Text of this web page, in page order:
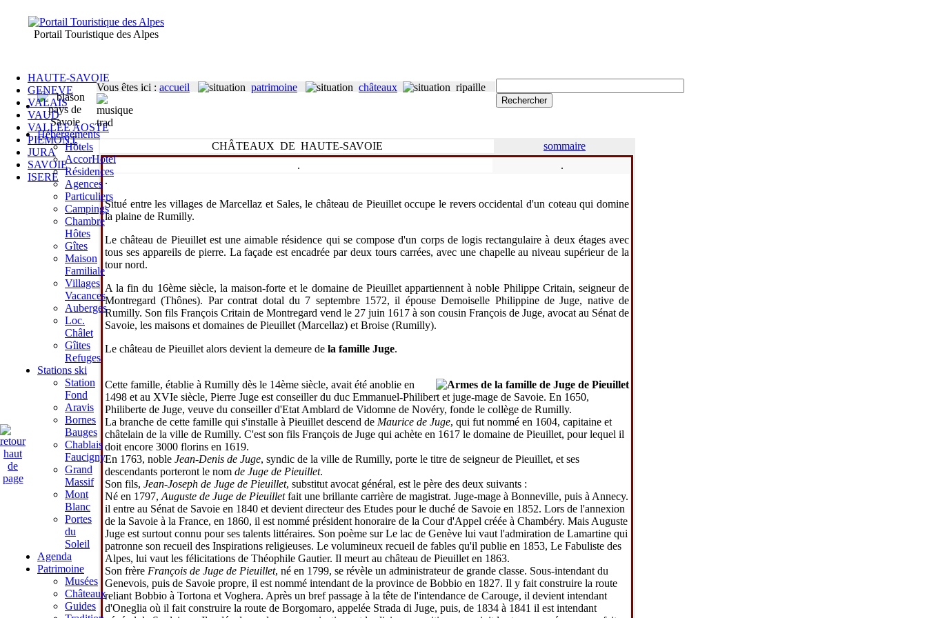
Hébergements
Hôtels
AccorHotel
Résidences
Agences
Particuliers
Campings
Chambre
Hôtes
Gîtes
Maison
Familiale
Villages
Vacances
Auberges
Loc.
Châlet
Gîites
Refuges
Stations ski
Station
Fond
Aravis
Bornes
Bauges
Chablais
Faucigny
Grand
Massif
Mont
Blanc
Portes
du
Soleil
Agenda
Patrimoine
Musées
Châteaux
Guides
HAUTE-SAVOIE
GENEVE
VALAIS
VAUD
VALLEE AOSTE
PIEMONT
JURA
SAVOIE
ISERE
Portail Touristique des Alpes
CHÂTEAUX DE HAUTE-SAVOIE
sommaire
.
.
.
Situé entre les villages de Marcellaz et Sales, le château de Pieuillet occupe le revers occidental d'un coteau qui domine
la plaine de Rumilly.
Le château de Pieuillet est une aimable résidence qui se compose d'un corps de logis rectangulaire à deux étages avec
tous ses appareils de pierre. La façade est encadrée par deux tours carrées, avec une chapelle au niveau supérieur de la
tour nord.
A la fin du 16ème siècle, la maison-forte et le domaine de Pieuillet appartiennent à noble Philippe Critain, seigneur de
Montregard (Thônes). Par contrat dotal du 7 septembre 1572, il épouse Demoiselle Philippine de Juge, native de
Rumilly. Son fils François Critain de Montregard vend le 27 juin 1617 à son cousin François de Juge, avocat au Sénat de
Savoie, les maisons et domaines de Pieuillet (Marcellaz) et Broise (Rumilly).
Le château de Pieuillet alors devient la demeure de la famille Juge.
Cette famille, établie à Rumilly dès le 14ème siècle, avait été anoblie en
1498 et au XVIe siècle, Pierre Juge est conseiller du duc Emmanuel-Philibert et juge-mage de Savoie. En 1650,
Philiberte de Juge, veuve du conseiller d'Etat Amblard de Vidomne de Novéry, fonde le collège de Rumilly.
La branche de cette famille qui s'installe à Pieuillet descend de Maurice de Juge, qui fut nommé en 1604, capitaine et
châtelain de la ville de Rumilly. C'est son fils François de Juge qui achète en 1617 le domaine de Pieuillet, pour lequel il
doit encore 3000 florins en 1619.
En 1763, noble Jean-Denis de Juge, syndic de la ville de Rumilly, porte le titre de seigneur de Pieuillet, et ses
descendants porteront le nom de Juge de Pieuillet.
Son fils, Jean-Joseph de Juge de Pieuillet, substitut avocat général, est le père des deux suivants :
Né en 1797, Auguste de Juge de Pieuilletfait une brillante carrière de magistrat. Juge-mage à Bonneville, puis à Annecy.
il entre au Sénat de Savoie en 1840 et devient directeur des Etudes pour le duché de Savoie en 1852. Lors de l'annexion
de la Savoie à la France, en 1860, il est nommé président honoraire de la Cour d'Appel créée à Chambéry. Mais Auguste
Juge est surtout connu pour ses talents littéraires. Son poème sur Le lac de Genève lui vaut l'admiration de Lamartine qui
patronne son recueil des Inspirations religieuses. Le volumineux recueil de fables qu'il publie en 1853, Le Fabuliste des
Alpes, lui vaut les félicitations de Théophile Gautier. Il meurt au château de Pieuillet en 1863.
Son frère François de Juge de Pieuillet, né en 1799, se révèle un administrateur de grande classe. Sous-intendant du
Genevois, puis de Savoie propre, il est nommé intendant de la province de Bobbio en 1827. Il y fait construire la route
reliant Bobbio à Tortona et Voghera. Après un bref passage à la tête de l'intendance de Carouge, il devient intendant
d'Oneglia où il fait construire la route de Borgomaro, appelée Strada di Juge, puis, de 1834 à 1841 il est intendant
Vous êtes ici : accueil patrimoine châteaux ripaille